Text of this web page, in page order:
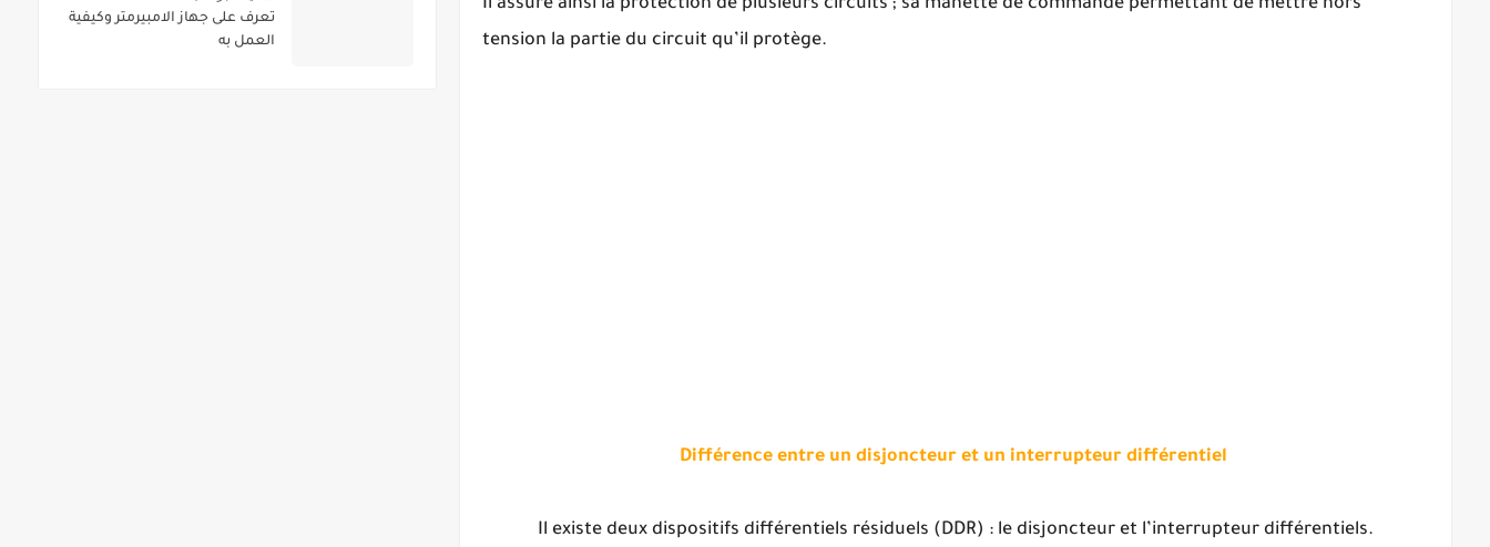
Il assure ainsi la protection de plusieurs circuits ; sa manette de commande permettant de mettre hors
tension la partie du circuit qu’il protège.
Différence entre un disjoncteur et un interrupteur différentiel
Il existe deux dispositifs différentiels résiduels (DDR) : le disjoncteur et l’interrupteur différentiels.
تعرف على جهاز الامبيرمتر وكيفية
العمل به